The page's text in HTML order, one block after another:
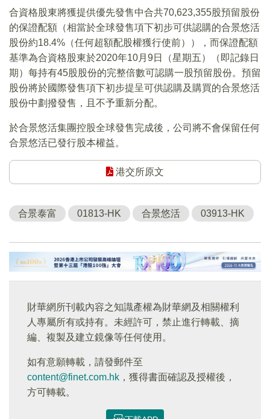
合資格股東將獲提供優先發售中合共70,623,355股預留股份
的保證配額（相當於全球發售項下初步可供認購的合景悠活
股份約18.4%（任何超額配股權獲行使前）），而保證配額
基準為合資格股東於2020年10月9日（星期五）（即記錄日
期）每持有45股股份的完整倍數可認購一股預留股份。預留
股份將於國際發售項下初步提呈可供認購及購買的合景悠活
股份中劃撥發售，且不予重新分配。
於合景悠活集團控股全球發售完成後，公司將不會保留任何
合景悠活已發行股本權益。
港交所原文
合景泰富 01813-HK 合景悠活 03913-HK
財華網所刊載內容之知識產權為財華網及相關權利
人專屬所有或持有。未經許可，禁止進行轉載、摘
編、複製及建立鏡像等任何使用。
如有意願轉載，請發郵件至
content@finet.com.hk ，獲得書面確認及授權後，
方可轉載。